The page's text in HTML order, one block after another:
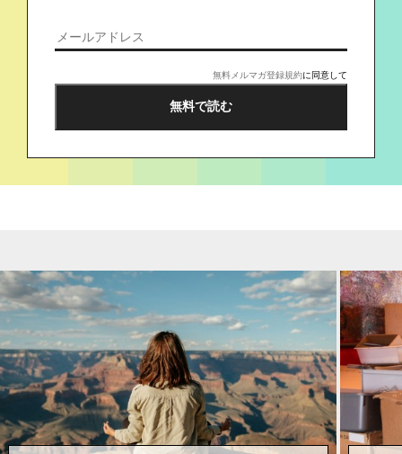
無料メルマガ登録規約に同意して